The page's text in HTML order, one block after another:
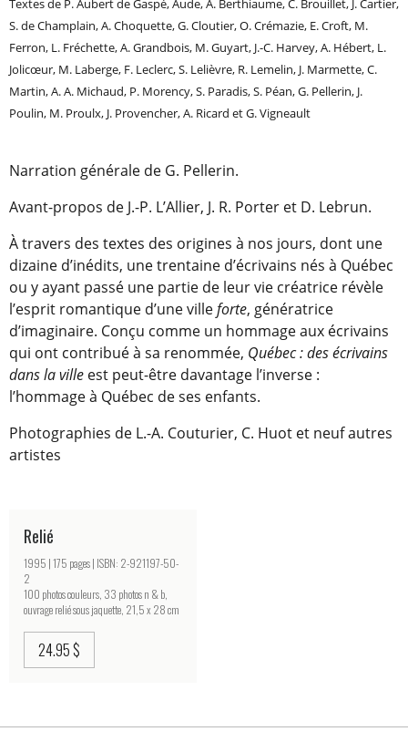
Textes de P. Aubert de Gaspé, Aude, A. Berthiaume, C. Brouillet, J. Cartier,
S. de Champlain, A. Choquette, G. Cloutier, O. Crémazie, E. Croft, M.
Ferron, L. Fréchette, A. Grandbois, M. Guyart, J.-C. Harvey, A. Hébert, L.
Jolicœur, M. Laberge, F. Leclerc, S. Lelièvre, R. Lemelin, J. Marmette, C.
Martin, A. A. Michaud, P. Morency, S. Paradis, S. Péan, G. Pellerin, J.
Poulin, M. Proulx, J. Provencher, A. Ricard et G. Vigneault
Narration générale de G. Pellerin.
Avant-propos de J.-P. L’Allier, J. R. Porter et D. Lebrun.
À travers des textes des origines à nos jours, dont une
dizaine d’inédits, une trentaine d’écrivains nés à Québec
ou y ayant passé une partie de leur vie créatrice révèle
l’esprit romantique d’une villeforte, génératrice
d’imaginaire. Conçu comme un hommage aux écrivains
qui ont contribué à sa renommée, Québec : des écrivains
dans la ville est peut-être davantage l’inverse :
l’hommage à Québec de ses enfants.
Photographies de L.-A. Couturier, C. Huot et neuf autres
artistes
Relié
1995 | 175 pages | ISBN: 2-921197-50-
2
100 photos couleurs, 33 photos n & b,
ouvrage relié sous jaquette, 21,5 x 28 cm
24.95 $